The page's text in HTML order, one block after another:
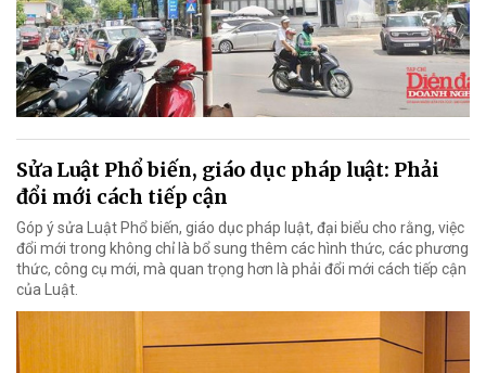
Sửa Luật Phổ biến, giáo dục pháp luật: Phải
đổi mới cách tiếp cận
Góp ý sửa Luật Phổ biến, giáo dục pháp luật, đại biểu cho rằng, việc
đổi mới trong không chỉ là bổ sung thêm các hình thức, các phương
thức, công cụ mới, mà quan trọng hơn là phải đổi mới cách tiếp cận
của Luật.